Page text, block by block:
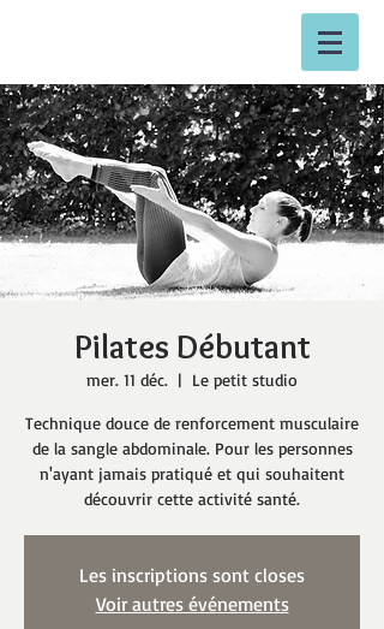
Pilates Débutant
mer. 11 déc.
  |
Le petit studio
Technique douce de renforcement musculaire
de la sangle abdominale. Pour les personnes
n'ayant jamais pratiqué et qui souhaitent
découvrir cette activité santé.
Les inscriptions sont closes
Voir autres événements